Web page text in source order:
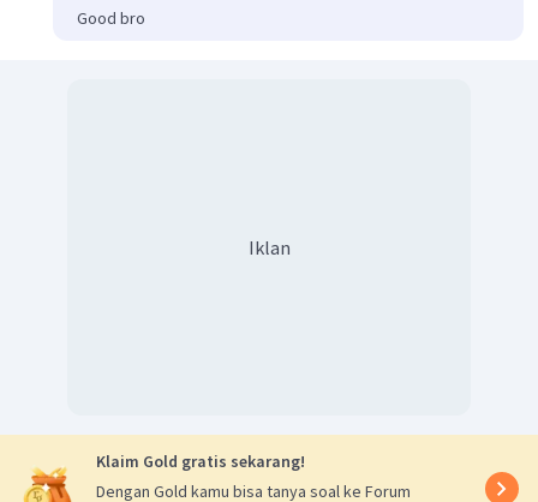
Good bro
Iklan
Klaim Gold gratis sekarang!
Dengan Gold kamu bisa tanya soal ke Forum